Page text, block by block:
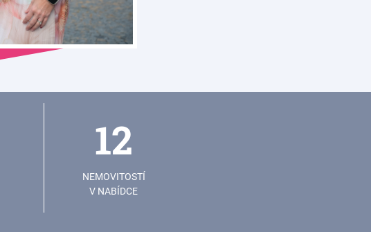
12
NEMOVITOSTÍ
V NABÍDCE